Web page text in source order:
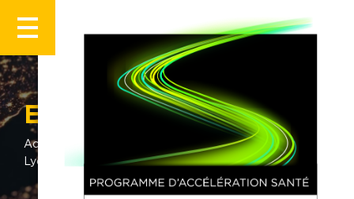
ENS de Lyon
Accueil
Ecole Normale Supérieure de
Lyon